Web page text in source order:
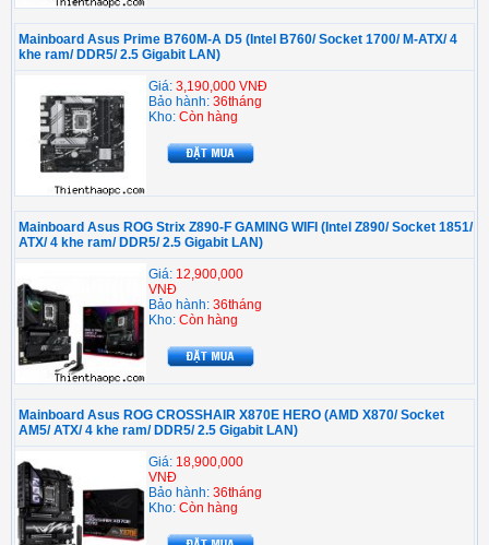
Mainboard Asus Prime B760M-A D5 (Intel B760/ Socket 1700/ M-ATX/ 4
khe ram/ DDR5/ 2.5 Gigabit LAN)
Giá: 3,190,000 VNĐ
Bảo hành: 36tháng
Kho: Còn hàng
Mainboard Asus ROG Strix Z890-F GAMING WIFI (Intel Z890/ Socket 1851/
ATX/ 4 khe ram/ DDR5/ 2.5 Gigabit LAN)
Giá: 12,900,000
VNĐ
Bảo hành: 36tháng
Kho: Còn hàng
Mainboard Asus ROG CROSSHAIR X870E HERO (AMD X870/ Socket
AM5/ ATX/ 4 khe ram/ DDR5/ 2.5 Gigabit LAN)
Giá: 18,900,000
VNĐ
Bảo hành: 36tháng
Kho: Còn hàng